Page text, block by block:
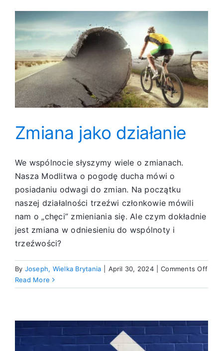
Zmiana jako działanie
We wspólnocie słyszymy wiele o zmianach.
Nasza Modlitwa o pogodę ducha mówi o
posiadaniu odwagi do zmian. Na początku
naszej działalności trzeźwi członkowie mówili
nam o „chęci” zmieniania się. Ale czym dokładnie
jest zmiana w odniesieniu do wspólnoty i
trzeźwości?
By Joseph, Wielka Brytania April 30, 2024 Comments Offon
jako
Read More